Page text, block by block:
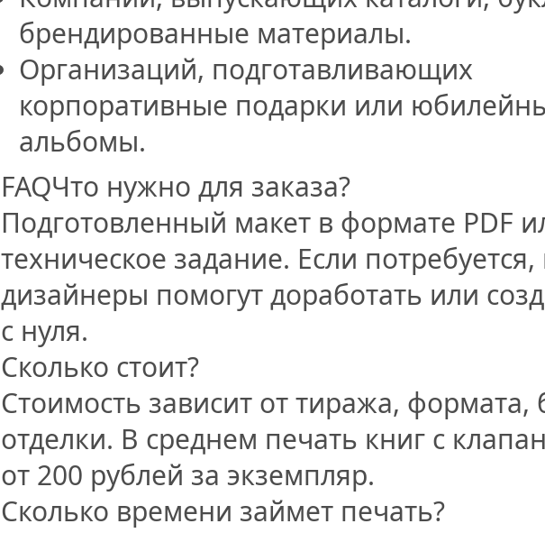
брендированные материалы.
Организаций, подготавливающих
корпоративные подарки или
альбомы.
FAQЧто нужно для заказа?
Подготовленный макет в формате PDF
техническое задание. Если
дизайнеры помогут доработать или
с нуля.
Сколько стоит?
Стоимость зависит от тиража, формата,
отделки. В среднем печать книг с
от 200 рублей за экземпляр.
Сколько времени займет печать?